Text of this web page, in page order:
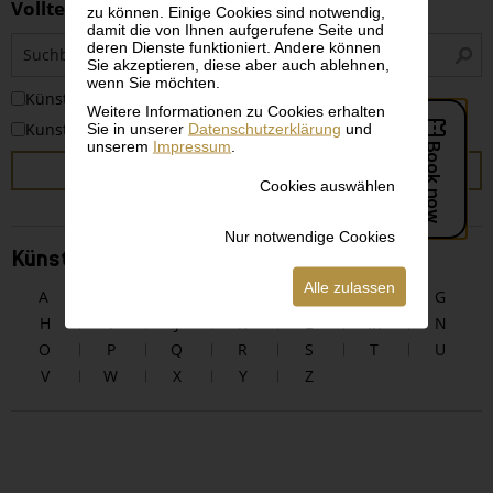
zu können. Einige Cookies sind notwendig,
damit die von Ihnen aufgerufene Seite und
deren Dienste funktioniert. Andere können
Sie akzeptieren, diese aber auch ablehnen,
wenn Sie möchten.
Weitere Informationen zu Cookies erhalten
Sie in unserer Datenschutzerklärung und
unserem Impressum
Cookies auswählen
Nur notwendige Cookies
Alle zulassen
Volltextsuche
KünstlerInnen
Kunstwerke
KünstlerInnen alphabetisch
A E F
G
H
I J K L M
N
O
P Q R S T
U
V
W X Y Z